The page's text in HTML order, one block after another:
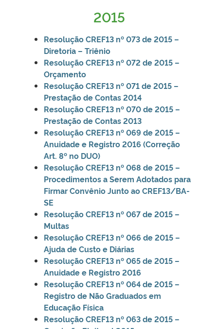
2015
Resolução CREF13 nº 073 de 2015 –
Diretoria – Triênio
Resolução CREF13 nº 072 de 2015 –
Orçamento
Resolução CREF13 nº 071 de 2015 –
Prestação de Contas 2014
Resolução CREF13 nº 070 de 2015 –
Prestação de Contas 2013
Resolução CREF13 nº 069 de 2015 –
Anuidade e Registro 2016 (Correção
Art. 8º no DUO)
Resolução CREF13 nº 068 de 2015 –
Procedimentos a Serem Adotados para
Firmar Convênio Junto ao CREF13/BA-
SE
Resolução CREF13 nº 067 de 2015 –
Multas
Resolução CREF13 nº 066 de 2015 –
Ajuda de Custo e Diárias
Resolução CREF13 nº 065 de 2015 –
Anuidade e Registro 2016
Resolução CREF13 nº 064 de 2015 –
Registro de Não Graduados em
Educação Física
Resolução CREF13 nº 063 de 2015 –